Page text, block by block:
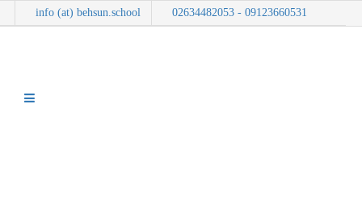
09123660531 - 02634482053
info (at) behsun.school